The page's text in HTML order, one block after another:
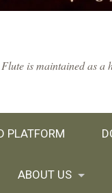
is maintained as
PLATFORM
ABOUT US